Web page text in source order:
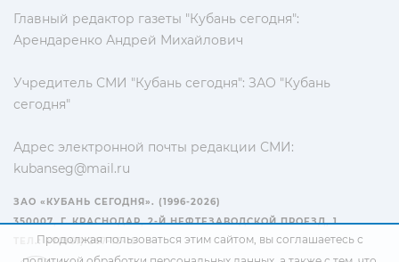
Главный редактор газеты "Кубань сегодня":
Арендаренко Андрей Михайлович
Учредитель СМИ "Кубань сегодня": ЗАО "Кубань
сегодня"
Адрес электронной почты редакции СМИ:
kubanseg@mail.ru
ЗАО «КУБАНЬ СЕГОДНЯ». (1996-2026)
350007, Г. КРАСНОДАР, 2-Й НЕФТЕЗАВОДСКОЙ ПРОЕЗД, 1
ТЕЛ.: +7(861) 267-15-15
Продолжая пользоваться этим сайтом, вы соглашаетесь с